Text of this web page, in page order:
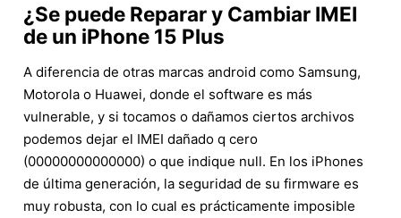
¿Se puede Reparar y Cambiar IMEI
de un iPhone 15 Plus
A diferencia de otras marcas android como Samsung,
Motorola o Huawei, donde el software es más
vulnerable, y si tocamos o dañamos ciertos archivos
podemos dejar el IMEI dañado q cero
(00000000000000) o que indique null. En los iPhones
de última generación, la seguridad de su firmware es
muy robusta, con lo cual es prácticamente imposible